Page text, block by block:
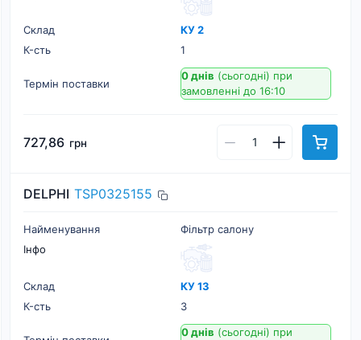
Склад
КУ 2
К-cть
1
Термін поставки
0 днів (сьогодні) при
замовленні до 16:10
727,86 грн
DELPHI TSP0325155
Найменування
Фільтр салону
Інфо
Склад
КУ 13
К-cть
3
0 днів (сьогодні) при